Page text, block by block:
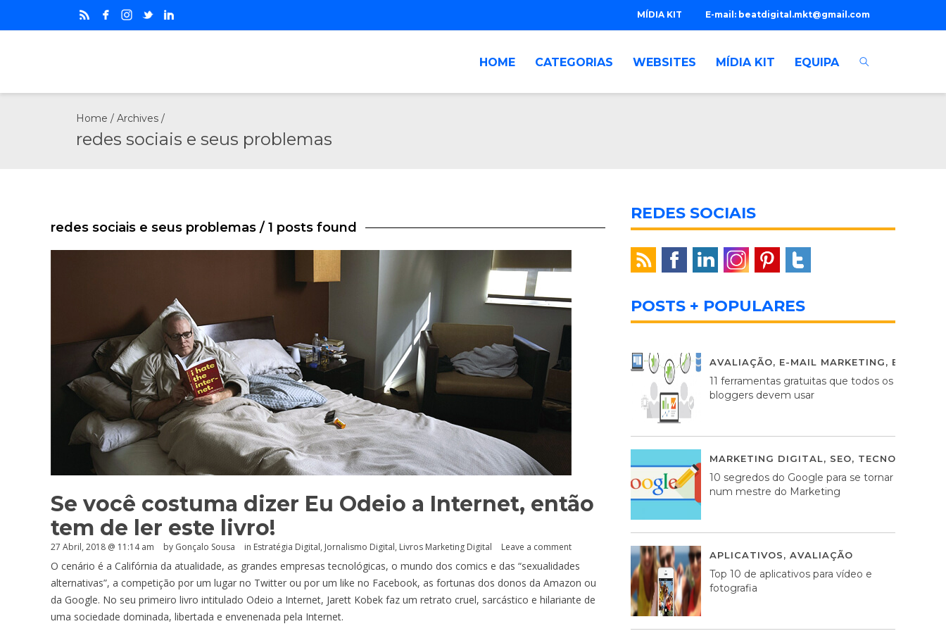
E-mail: beatdigital.mkt@gmail.com
MÍDIA KIT
HOME CATEGORIAS WEBSITES MÍDIA KIT EQUIPA
Home / Archives /
redes sociais e seus problemas
redes sociais e seus problemas / 1 posts found
Se você costuma dizer Eu Odeio a Internet, então
tem de ler este livro!
27 Abril, 2018 @ 11:14 am by Gonçalo Sousa in Estratégia Digital, Jornalismo Digital, Livros Marketing Digital Leave a comment
O cenário é a Califórnia da atualidade, as grandes empresas tecnológicas, o mundo dos comics e das “sexualidades
alternativas”, a competição por um lugar no Twitter ou por um like no Facebook, as fortunas dos donos da Amazon ou
da Google. No seu primeiro livro intitulado Odeio a Internet, Jarett Kobek faz um retrato cruel, sarcástico e hilariante de
uma sociedade dominada, libertada e envenenada pela Internet.
REDES SOCIAIS
POSTS + POPULARES
AVALIAÇÃO, E-MAIL MARKETING,
11 ferramentas gratuitas que todos os
bloggers devem usar
MARKETING DIGITAL, SEO, TECNOLOGIA
10 segredos do Google para se tornar
num mestre do Marketing
APLICATIVOS, AVALIAÇÃO
Top 10 de aplicativos para vídeo e
fotografia